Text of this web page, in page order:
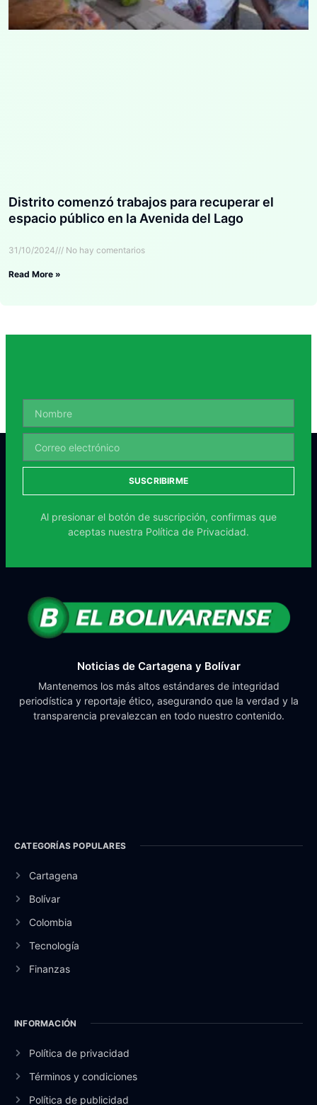
Distrito comenzó trabajos para recuperar el
espacio público en la Avenida del Lago
31/10/2024 No hay comentarios
Read More »
SUSCRIBIRME
Al presionar el botón de suscripción, confirmas que
aceptas nuestra Política de Privacidad.
Noticias de Cartagena y Bolívar
Mantenemos los más altos estándares de integridad
periodística y reportaje ético, asegurando que la verdad y la
transparencia prevalezcan en todo nuestro contenido.
CATEGORÍAS POPULARES
Cartagena
Bolívar
Colombia
Tecnología
Finanzas
INFORMACIÓN
Política de privacidad
Términos y condiciones
Política de publicidad